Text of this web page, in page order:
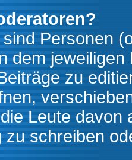
Personen
dem
zu
Leute
zu schreiben